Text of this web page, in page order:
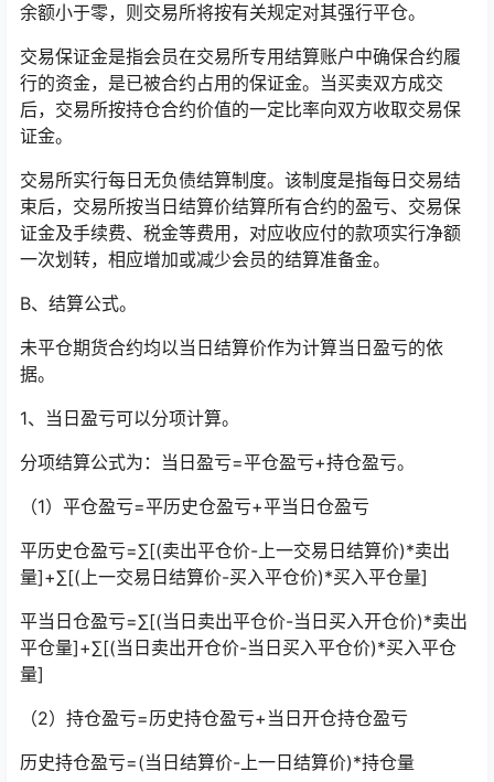
余额小于零，则交易所将按有关规定对其强行平仓。
交易保证金是指会员在交易所专用结算账户中确保合约履
行的资金，是已被合约占用的保证金。当买卖双方成交
后，交易所按持仓合约价值的一定比率向双方收取交易保
证金。
交易所实行每日无负债结算制度。该制度是指每日交易结
束后，交易所按当日结算价结算所有合约的盈亏、交易保
证金及手续费、税金等费用，对应收应付的款项实行净额
一次划转，相应增加或减少会员的结算准备金。
B、结算公式。
未平仓期货合约均以当日结算价作为计算当日盈亏的依
据。
1、当日盈亏可以分项计算。
分项结算公式为：当日盈亏=平仓盈亏+持仓盈亏。
（1）平仓盈亏=平历史仓盈亏+平当日仓盈亏
平历史仓盈亏=∑[(卖出平仓价-上一交易日结算价)*卖出
量]+∑[(上一交易日结算价-买入平仓价)*买入平仓量]
平当日仓盈亏=∑[(当日卖出平仓价-当日买入开仓价)*卖出
平仓量]+∑[(当日卖出开仓价-当日买入平仓价)*买入平仓
量]
（2）持仓盈亏=历史持仓盈亏+当日开仓持仓盈亏
历史持仓盈亏=(当日结算价-上一日结算价)*持仓量